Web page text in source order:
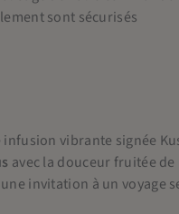
sont sécurisés
vibrante signée
avec la douceur fruitée de
invitation à un voyage